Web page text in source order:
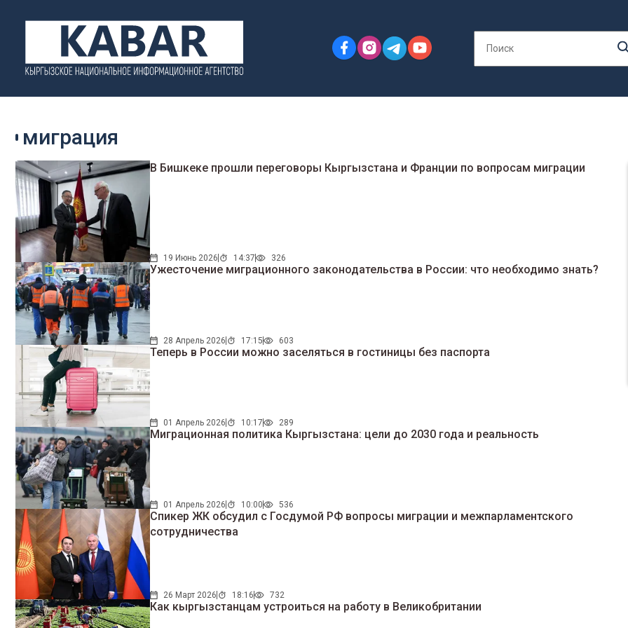
миграция
В Бишкеке прошли переговоры Кыргызстана и Франции по вопросам миграции
19 Июнь 2026 14:37 326
Ужесточение миграционного законодательства в России: что необходимо знать?
28 Апрель 2026 17:15 603
Теперь в России можно заселяться в гостиницы без паспорта
01 Апрель 2026 10:17 289
Миграционная политика Кыргызстана: цели до 2030 года и реальность
01 Апрель 2026 10:00 536
Спикер ЖК обсудил с Госдумой РФ вопросы миграции и межпарламентского
сотрудничества
26 Март 2026 18:16 732
Как кыргызстанцам устроиться на работу в Великобритании